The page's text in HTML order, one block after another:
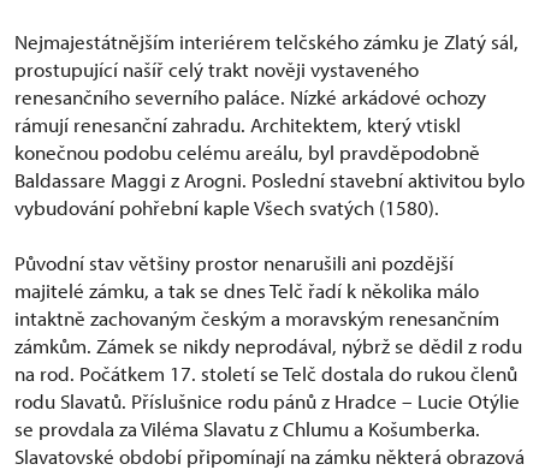
Nejmajestátnějším interiérem telčského zámku je Zlatý sál,
prostupující našíř celý trakt nověji vystaveného
renesančního severního paláce. Nízké arkádové ochozy
rámují renesanční zahradu. Architektem, který vtiskl
konečnou podobu celému areálu, byl pravděpodobně
Baldassare Maggi z Arogni. Poslední stavební aktivitou bylo
vybudování pohřební kaple Všech svatých (1580).
Původní stav většiny prostor nenarušili ani pozdější
majitelé zámku, a tak se dnes Telč řadí k několika málo
intaktně zachovaným českým a moravským renesančním
zámkům. Zámek se nikdy neprodával, nýbrž se dědil z rodu
na rod. Počátkem 17. století se Telč dostala do rukou členů
rodu Slavatů. Příslušnice rodu pánů z Hradce – Lucie Otýlie
se provdala za Viléma Slavatu z Chlumu a Košumberka.
Slavatovské období připomínají na zámku některá obrazová